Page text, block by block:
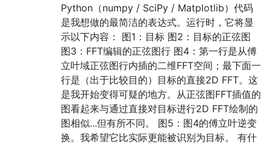
Python（numpy / SciPy / Matplotlib）代码
是我想做的最简洁的表达式。运行时，它将显
示以下内容： 图1：目标 图2：目标的正弦图
图3：FFT编辑的正弦图行 图4：第一行是从傅
立叶域正弦图行内插的二维FFT空间；最下面一
行是（出于比较目的）目标的直接2D FFT。这
是我开始变得可疑的地方。从正弦图FFT插值的
图看起来与通过直接对目标进行2D FFT绘制的
图相似...但有所不同。 图5：图4的傅立叶逆变
换。我希望它比实际更能被识别为目标。 有什